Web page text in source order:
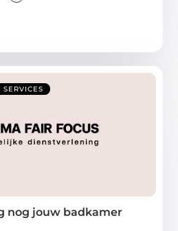
nog jouw badkamer